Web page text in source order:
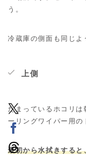
う。
冷蔵庫の側面も同じよ
上側
たまっているホコリ
ーリングワイパー用の
最初から水拭きする